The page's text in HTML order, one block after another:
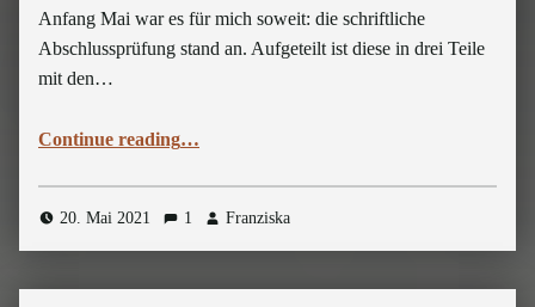
Anfang Mai war es für mich soweit: die schriftliche
Abschlussprüfung stand an. Aufgeteilt ist diese in drei Teile
mit den…
Continue reading…
20. Mai 2021 1 Franziska